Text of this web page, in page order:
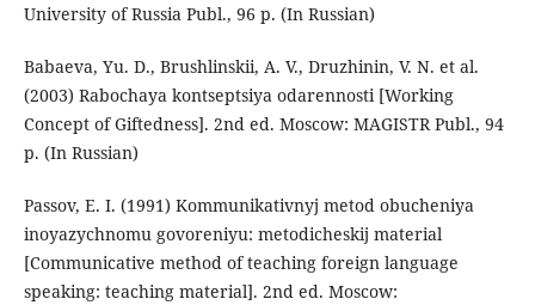
University of Russia Publ., 96 p. (In Russian)
Babaeva, Yu. D., Brushlinskii, A. V., Druzhinin, V. N. et al.
(2003) Rabochaya kontseptsiya odarennosti [Working
Concept of Giftedness]. 2nd ed. Moscow: MAGISTR Publ., 94
p. (In Russian)
Passov, E. I. (1991) Kommunikativnyj metod obucheniya
inoyazychnomu govoreniyu: metodicheskij material
[Communicative method of teaching foreign language
speaking: teaching material]. 2nd ed. Moscow: